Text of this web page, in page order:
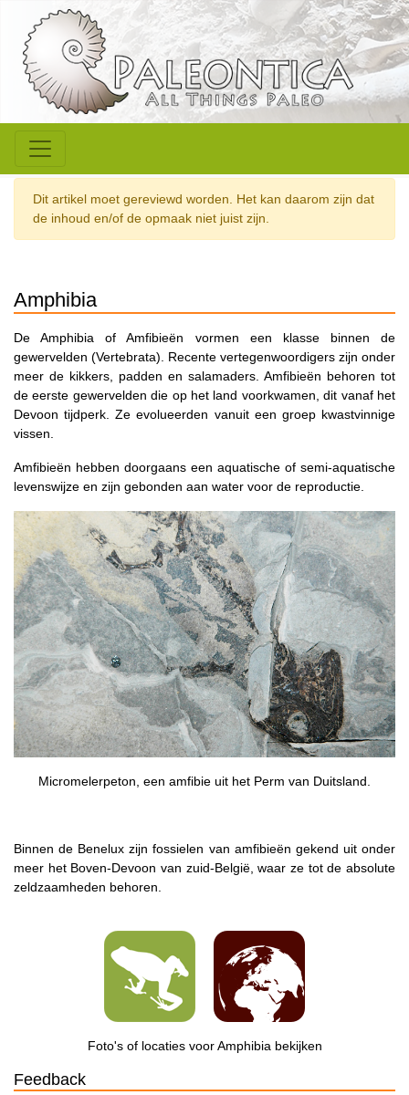
Dit artikel moet gereviewd worden. Het kan daarom zijn dat
de inhoud en/of de opmaak niet juist zijn.
Amphibia
De Amphibia of Amfibieën vormen een klasse binnen de
gewervelden (Vertebrata). Recente vertegenwoordigers zijn onder
meer de kikkers, padden en salamaders. Amfibieën behoren tot
de eerste gewervelden die op het land voorkwamen, dit vanaf het
Devoon tijdperk. Ze evolueerden vanuit een groep kwastvinnige
vissen.
Amfibieën hebben doorgaans een aquatische of semi-aquatische
levenswijze en zijn gebonden aan water voor de reproductie.
Micromelerpeton, een amfibie uit het Perm van Duitsland.
Binnen de Benelux zijn fossielen van amfibieën gekend uit onder
meer het Boven-Devoon van zuid-België, waar ze tot de absolute
zeldzaamheden behoren.
Foto's of locaties voor Amphibia bekijken
Feedback